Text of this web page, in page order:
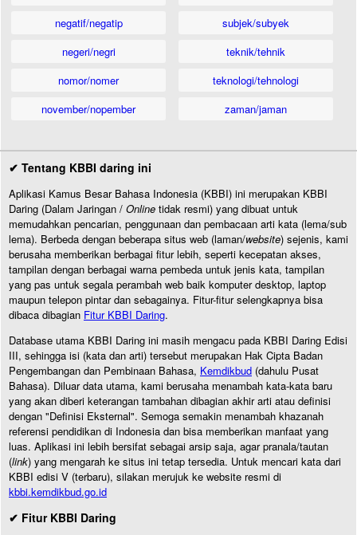
negatif/negatip
negeri/negri
nomor/nomer
november/nopember
subjek/subyek
teknik/tehnik
teknologi/tehnologi
zaman/jaman
✔ Tentang KBBI daring ini
Aplikasi Kamus Besar Bahasa Indonesia (KBBI) ini merupakan KBBI
Daring (Dalam Jaringan / Online tidak resmi) yang dibuat untuk
memudahkan pencarian, penggunaan dan pembacaan arti kata (lema/sub
lema). Berbeda dengan beberapa situs web (laman/website) sejenis, kami
berusaha memberikan berbagai fitur lebih, seperti kecepatan akses,
tampilan dengan berbagai warna pembeda untuk jenis kata, tampilan
yang pas untuk segala perambah web baik komputer desktop, laptop
maupun telepon pintar dan sebagainya. Fitur-fitur selengkapnya bisa
dibaca dibagian Fitur KBBI Daring.
Database utama KBBI Daring ini masih mengacu pada KBBI Daring Edisi
III, sehingga isi (kata dan arti) tersebut merupakan Hak Cipta Badan
Pengembangan dan Pembinaan Bahasa, Kemdikbud (dahulu Pusat
Bahasa). Diluar data utama, kami berusaha menambah kata-kata baru
yang akan diberi keterangan tambahan dibagian akhir arti atau definisi
dengan "Definisi Eksternal". Semoga semakin menambah khazanah
referensi pendidikan di Indonesia dan bisa memberikan manfaat yang
luas. Aplikasi ini lebih bersifat sebagai arsip saja, agar pranala/tautan
(link) yang mengarah ke situs ini tetap tersedia. Untuk mencari kata dari
KBBI edisi V (terbaru), silakan merujuk ke website resmi di
kbbi.kemdikbud.go.id
✔ Fitur KBBI Daring